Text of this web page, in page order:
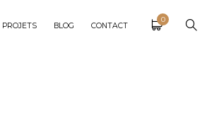
PROJETS BLOG CONTACT
0